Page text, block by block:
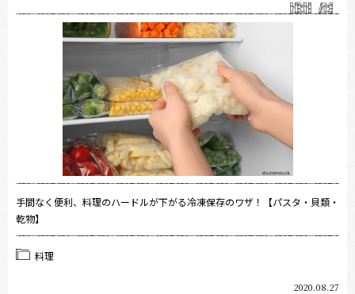
手間なく便利、料理のハードルが下がる冷凍保存のワザ！【パスタ・貝類・
乾物】
料理
2020.08.27